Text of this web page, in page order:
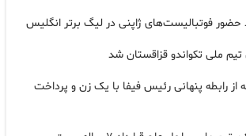
فوتبالیست‌های ژاپنی در لیگ برتر انگلیس
تیم ملی تکواندو قزاقستان شد
از رابطه پنهانی رئیس فیفا با یک زن و پرداخت